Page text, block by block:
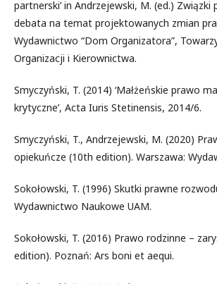
partnerski’ in Andrzejewski, M. (ed.) Związki
debata na temat projektowanych zmian
Wydawnictwo “Dom Organizatora”,
Organizacji i Kierownictwa.
Smyczyński, T. (2014) ‘Małżeńskie prawo
krytyczne’, Acta Iuris Stetinensis, 2014/6.
Smyczyński, T., Andrzejewski, M. (2020)
opiekuńcze (10th edition). Warszawa:
Sokołowski, T. (1996) Skutki prawne
Wydawnictwo Naukowe UAM.
Sokołowski, T. (2016) Prawo rodzinne –
edition). Poznań: Ars boni et aequi.